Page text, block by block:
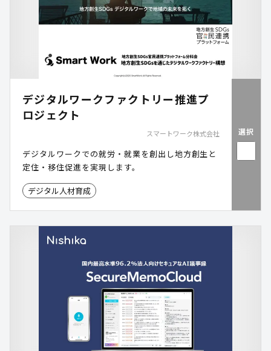
デジタルワークファクトリー推進プ
ロジェクト
スマートワーク株式会社
デジタルワークでの就労・就業を創出し地方創生と
定住・移住促進を実現します。
デジタル人材育成
選択